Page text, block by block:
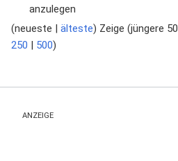
anzulegen
(neueste | älteste) Zeige (jüngere 50
250 | 500)
ANZEIGE